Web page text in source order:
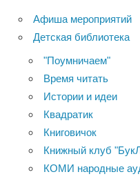
Афиша мероприятий
Детская библиотека
"Поумничаем"
Время читать
Истории и идеи
Квадратик
Книговичок
Книжный клуб
КОМИ народные